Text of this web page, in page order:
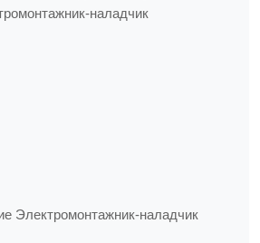
наладчик
Электромонтажник-наладчик